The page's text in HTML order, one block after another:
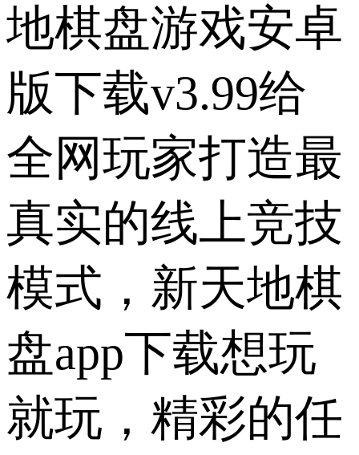
地棋盘游戏安卓
版下载v3.99给
全网玩家打造最
真实的线上竞技
模式，新天地棋
盘app下载想玩
就玩，精彩的任